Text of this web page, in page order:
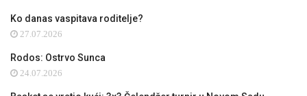
Ko danas vaspitava roditelje?
27.07.2026
Rodos: Ostrvo Sunca
24.07.2026